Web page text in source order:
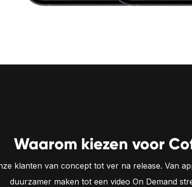
Waarom kiezen voor
klanten van concept tot ver na release. Van
duurzamer maken tot een video On Demand